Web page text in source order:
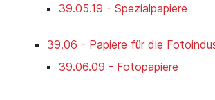
39.05.19 - Spezialpapiere
39.06 - Papiere für die
39.06.09 - Fotopapiere